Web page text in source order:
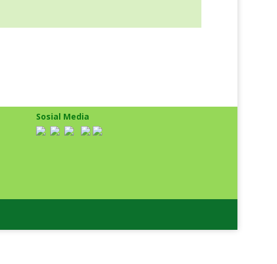
Sosial Media